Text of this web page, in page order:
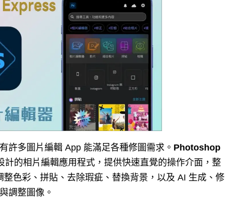
許多圖片編輯 App 能滿足各種修圖需求。 Photoshop
計的相片編輯應用程式，提供快速直覺的操作介面，整
色彩、拼貼、去除瑕疵、替換背景，以及 AI 生成、修
調整圖像。